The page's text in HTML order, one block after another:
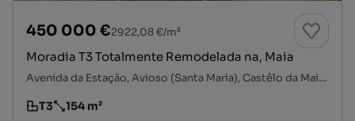
450 000 €2922,08 €/m²
Moradia T3 Totalmente Remodelada na, Maia
Avenida da Estação, Avioso (Santa Maria), Castêlo da Maia, Maia, Porto
Tipologia
T3
Preço por metro quadrado
154 m²